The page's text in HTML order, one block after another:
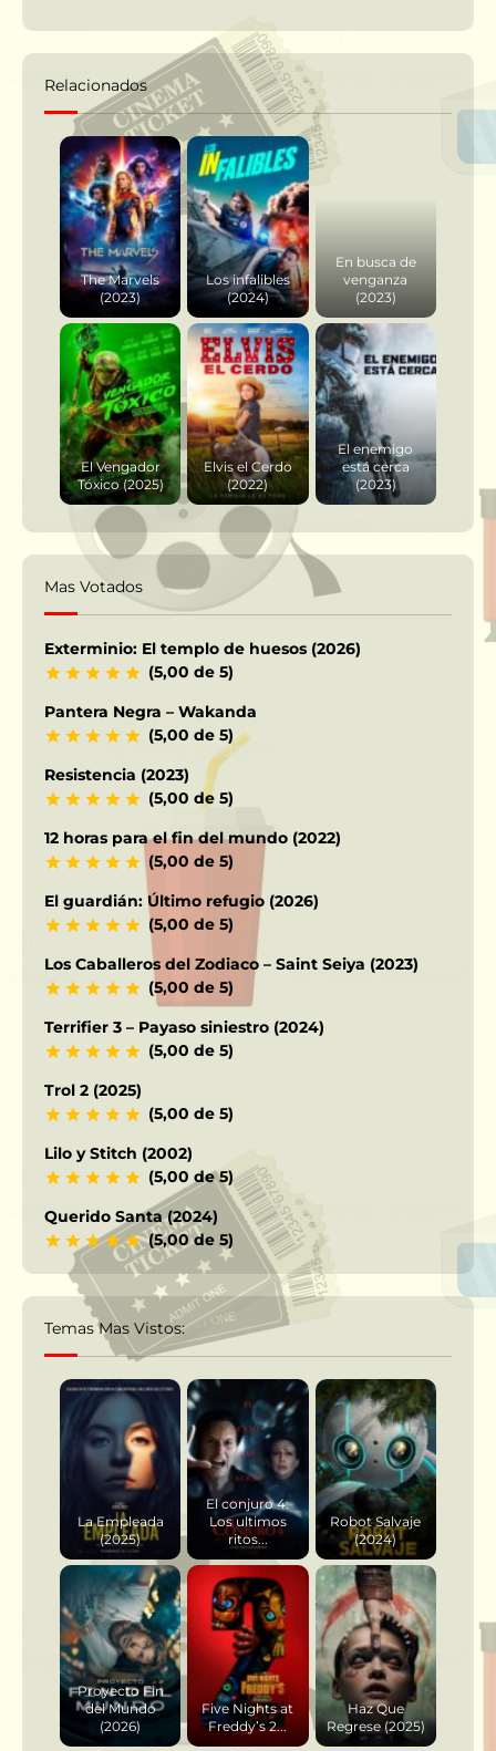
Relacionados
The Marvels
(2023)
Los infalibles
(2024)
En busca de
venganza
(2023)
El Vengador
Tóxico (2025)
Elvis el Cerdo
(2022)
El enemigo
está cerca
(2023)
Mas Votados
Exterminio: El templo de huesos (2026)
(5,00 de 5)
Pantera Negra – Wakanda
(5,00 de 5)
Resistencia (2023)
(5,00 de 5)
12 horas para el fin del mundo (2022)
(5,00 de 5)
El guardián: Último refugio (2026)
(5,00 de 5)
Los Caballeros del Zodiaco – Saint Seiya (2023)
(5,00 de 5)
Terrifier 3 – Payaso siniestro (2024)
(5,00 de 5)
Trol 2 (2025)
(5,00 de 5)
Lilo y Stitch (2002)
(5,00 de 5)
Querido Santa (2024)
(5,00 de 5)
Temas Mas Vistos:
La Empleada
(2025)
El conjuro 4:
Los ultimos
ritos...
Robot Salvaje
(2024)
Proyecto Fin
del Mundo
(2026)
Five Nights at
Freddy’s 2...
Haz Que
Regrese (2025)